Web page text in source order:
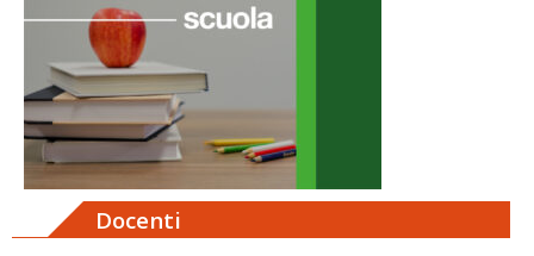
Docenti